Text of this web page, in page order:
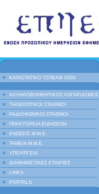
ΚΑΤΑΣΤΑΤΙΚΟ ΤΣΠΕΑΘ 2000
ΑΛΛΗΛΟΒΟΗΘΗΤΙΚΟΣ ΛΟΓΑΡΙΑΣΜΟΣ
ΤΗΛΕΟΠΤΙΚΟΙ ΣΤΑΘΜΟΙ
ΡΑΔΙΟΦΩΝΙΚΟΙ ΣΤΑΘΜΟΙ
ΠΡΑΚΤΟΡΕΙΑ ΕΙΔΗΣΕΩΝ
ΕΝΩΣΕΙΣ Μ.Μ.Ε.
ΤΑΜΕΙΑ Μ.Μ.Ε.
ΥΠΟΥΡΓΕΙΑ
ΔΙΑΦΗΜΙΣΤΙΚΕΣ ΕΤΑΙΡΙΕΣ
LINKS
PORTALS